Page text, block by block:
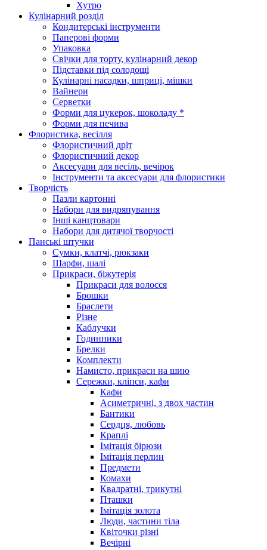
Хутро
Кулінарний розділ
Кондитерські інструменти
Паперові форми
Упаковка
Свічки для торту, кулінарний декор
Підставки під солодощі
Кулінарні насадки, шприці, мішки
Вайнери
Серветки
Форми для цукерок, шоколаду *
Форми для печива
Флористика, весілля
Флористичний дріт
Флористичний декор
Аксесуари для весіль, вечірок
Інструменти та аксесуари для флористики
Творчість
Пазли картонні
Набори для видряпування
Інші канцтовари
Набори для дитячої творчості
Панські штучки
Сумки, клатчі, рюкзаки
Шарфи, шалі
Прикраси, біжутерія
Прикраси для волосся
Брошки
Браслети
Різне
Каблучки
Годинники
Брелки
Комплекти
Намисто, прикраси на шию
Сережки, кліпси, кафи
Кафи
Асиметричні, з двох частин
Бантики
Сердця, любовь
Краплі
Імітація бірюзи
Імітація перлин
Предмети
Комахи
Квадратні, трикутні
Пташки
Імітація золота
Люди, частини тіла
Квіточки різні
Вечірні